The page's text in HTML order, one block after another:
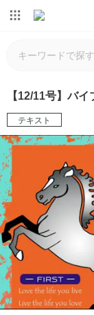
【12/11号】バ
テキスト